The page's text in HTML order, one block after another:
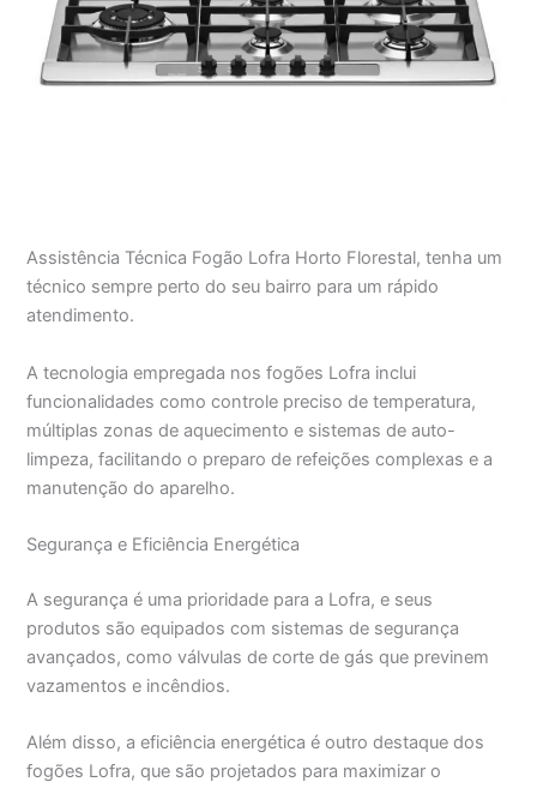
Assistência Técnica Fogão Lofra Horto Florestal, tenha um
técnico sempre perto do seu bairro para um rápido
atendimento.
A tecnologia empregada nos fogões Lofra inclui
funcionalidades como controle preciso de temperatura,
múltiplas zonas de aquecimento e sistemas de auto-
limpeza, facilitando o preparo de refeições complexas e a
manutenção do aparelho.
Segurança e Eficiência Energética
A segurança é uma prioridade para a Lofra, e seus
produtos são equipados com sistemas de segurança
avançados, como válvulas de corte de gás que previnem
vazamentos e incêndios.
Além disso, a eficiência energética é outro destaque dos
fogões Lofra, que são projetados para maximizar o